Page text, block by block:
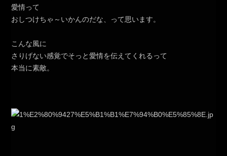
愛情って
おしつけちゃ～いかんのだな、って思います。
こんな風に
さりげない感覚でそっと愛情を伝えてくれるって
本当に素敵。